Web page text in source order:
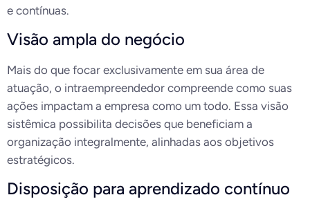
e contínuas.
Visão ampla do negócio
Mais do que focar exclusivamente em sua área de
atuação, o intraempreendedor compreende como suas
ações impactam a empresa como um todo. Essa visão
sistêmica possibilita decisões que beneficiam a
organização integralmente, alinhadas aos objetivos
estratégicos.
Disposição para aprendizado contínuo